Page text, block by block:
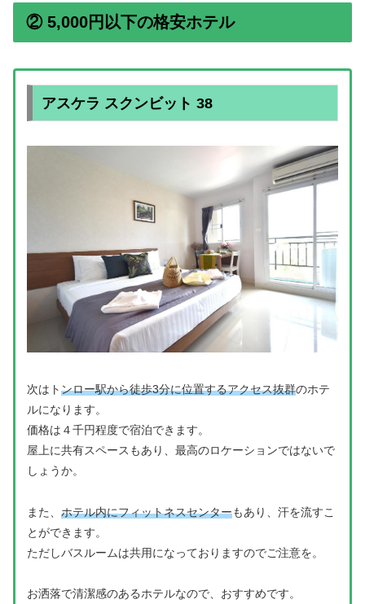
② 5,000円以下の格安ホテル
アスケラ スクンビット 38
次はトンロー駅から徒歩3分に位置するアクセス抜群のホテ
ルになります。
価格は４千円程度で宿泊できます。
屋上に共有スペースもあり、最高のロケーションではないで
しょうか。
また、 ホテル内にフィットネスセンターもあり、汗を流すこ
とができます。
ただしバスルームは共用になっておりますのでご注意を。
お洒落で清潔感のあるホテルなので、おすすめです。